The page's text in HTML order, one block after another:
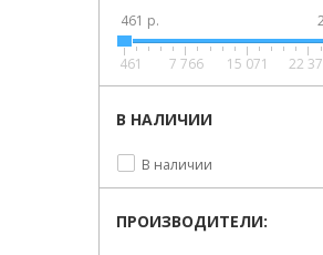
461 р.
461 7 766 15 071 22
В НАЛИЧИИ
В наличии
ПРОИЗВОДИТЕЛИ: